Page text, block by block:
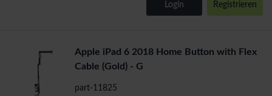
Login Registrieren
Apple iPad 6 2018 Home Button with Flex
Cable (Gold) - G
part-11825